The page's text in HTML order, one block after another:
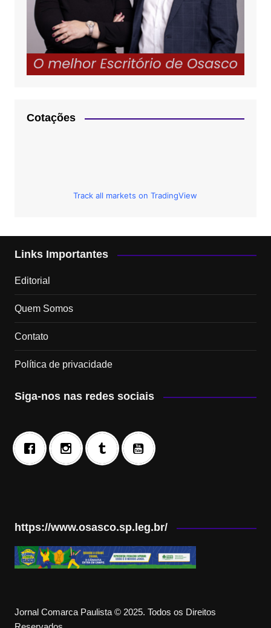
Cotações
Track all markets on TradingView
Links Importantes
Editorial
Quem Somos
Contato
Política de privacidade
Siga-nos nas redes sociais
https://www.osasco.sp.leg.br/
Jornal Comarca Paulista © 2025. Todos os Direitos